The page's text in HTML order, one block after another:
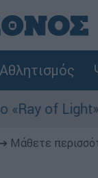
Αθλητισμός
Light» της
➔ Μάθετε